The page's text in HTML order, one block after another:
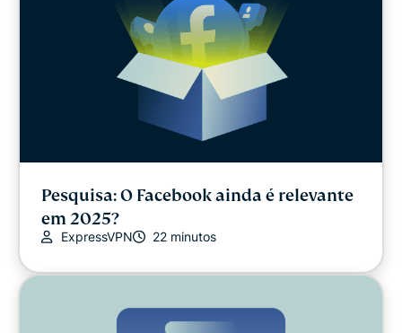
Pesquisa: O Facebook ainda é relevante
em 2025?
ExpressVPN 22 minutos